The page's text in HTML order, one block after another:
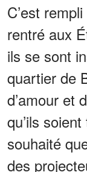
C’est
rentré aux
ils se sont
quartier de
d’amour et
qu’ils
souhaité
des